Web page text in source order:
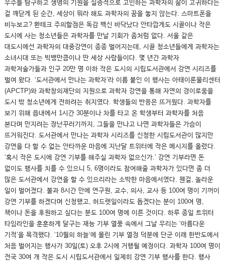
우주를 탐구하고 생명의 기원을 실증적으로 고민하는 과학자의 삶이 고귀하다는
걸 깨닫게 된 순간, 세상이 뭐라 해도 과학자의 꿈을 놓지 않는다. 스마트폰을
비누보고? 환테크 주의할점은 독감 백신 바닥났다 안타깝게도 시골이나 작은
도시에 사는 청소년들은 과학자를 만날 기회가 좀처럼 없다. 서울 같은
대도시에선 과학자의 대중강연이 종종 벌어지는데, 시골 청소년들에게 과학자는
소녀시대 또는 빅뱅만큼이나 딴 세상 사람들이다. 몇 년간 과학자
과학저술가들과 인구 20만 명 이하 작은 도시의 시립도서관에서 강연 시리즈를
벌여 왔다. ‘도서관에서 만나는 과학자’라 이름 붙인 이 행사는 아태이론물리센터
(APCTP)와 과학창의재단의 지원으로 과학자 강연을 통해 자연의 경이로움을
도시 밖 청소년에게 전하려는 취지였다. 학생들의 반응은 뜨거웠다. 과학자를
보기 위해 읍내에서 1시간 30분이나 차를 타고 온 학생부터 과학자를 처음
본다며 만지려는 장난꾸러기까지, 그들을 만나고 나면 과학자들은 가슴이
뜨거워진다. 도서관에서 만나는 과학자 시리즈를 신청한 시립도서관이 많지만
강연을 다 할 수 없는 안타까운 마음에 지난달 트위터에 작은 메시지를 올렸다.
‘혹시 작은 도시에 강연 기부를 해주실 과학자 없으신가.’ 강연 기부라면 돈
없이도 행사를 치를 수 있으니 5, 6명이라도 참여해줄 과학자가 있다면 좀 더
많은 도서관에서 강연을 할 수 있으리라는 소박한 마음에서였다. 웬걸, 놀라운
일이 벌어졌다. 불과 8시간 만에 연구원, 교수, 의사, 교사 등 100여 명이 기꺼이
강연 기부를 하겠다며 신청했고, 허드렛일이라도 돕겠다는 분이 100여 명,
책이나 돈을 후원하고 싶다는 분도 100여 명에 이른 것이다. 하루 종일 트위터
타임라인을 훈훈하게 달구는 재능 기부 열풍 속에서 그날 우리는 ‘아름다운
기적’을 목격했다. ‘10월의 하늘’에 몰린 기부 열정 덕분에 단군 이래 한반도에서
처음 벌어지는 행사가 30일(토) 오후 2시에 거행될 예정이다. 과학자 100여 명이
전국 30여 개 작은 도시 시립도서관에서 일제히 강연 기부 행사를 한다. 행사